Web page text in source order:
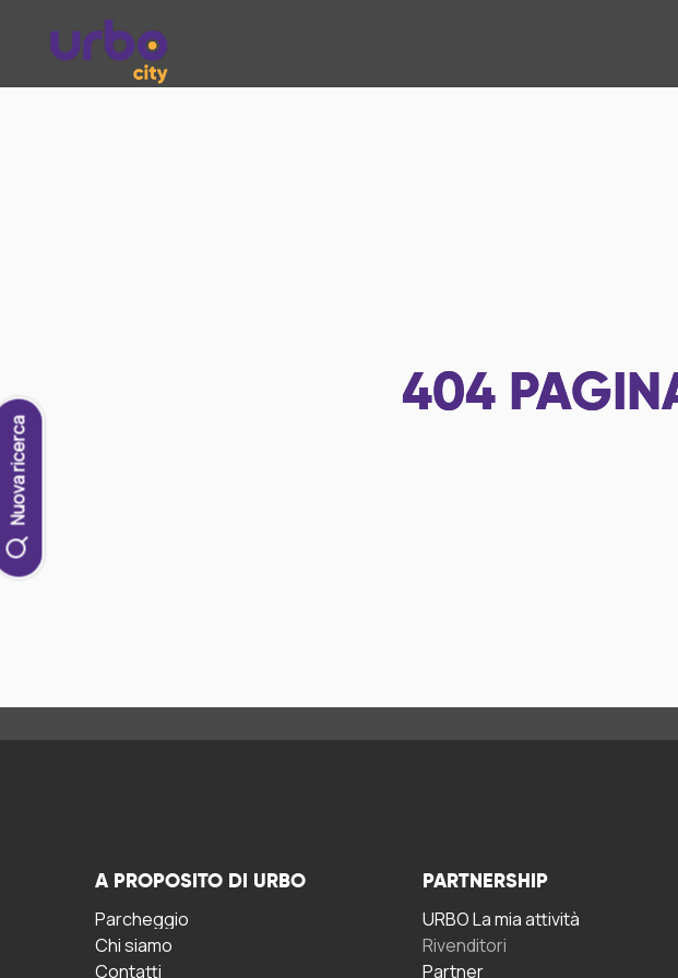
Nuova ricerca
404
A PROPOSITO DI URBO
Parcheggio
Chi siamo
Contatti
PARTNERSHIP
URBO La mia attività
Rivenditori
Partner